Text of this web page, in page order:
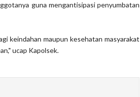
guna mengantisipasi penyumbatan
keindahan maupun kesehatan masyarakat
ucap Kapolsek.